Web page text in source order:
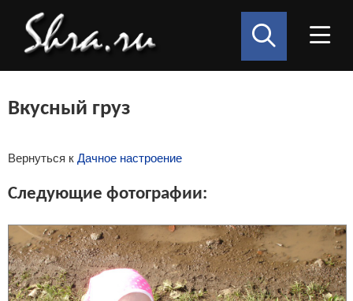
Вкусный груз
Вернуться к Дачное настроение
Следующие фотографии: